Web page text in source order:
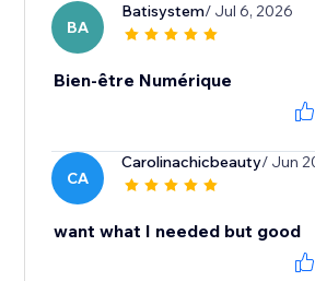
BA
Batisystem/ Jul 6, 2026
Bien-être Numérique
CA
Carolinachicbeauty/ Jun
want what I needed but good